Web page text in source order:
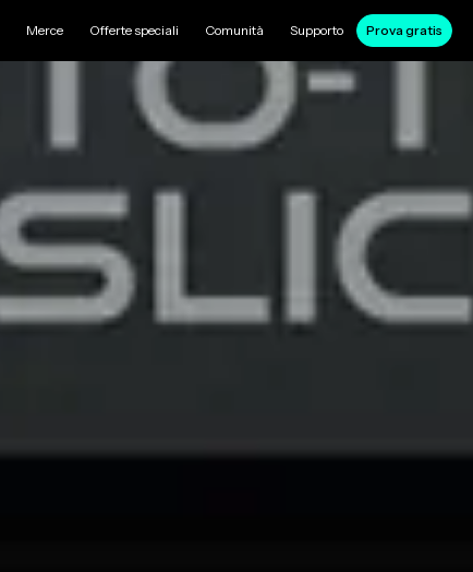
Merce Offerte speciali Comunità Supporto Prova gratis